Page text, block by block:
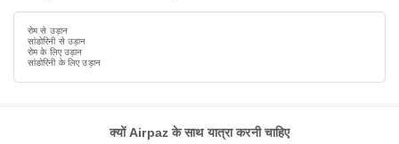
रोम से उड़ान
सांडोरिनी से उड़ान
रोम के लिए उड़ान
सांडोरिनी के लिए उड़ान
क्यों Airpaz के साथ यात्रा करनी चाहिए